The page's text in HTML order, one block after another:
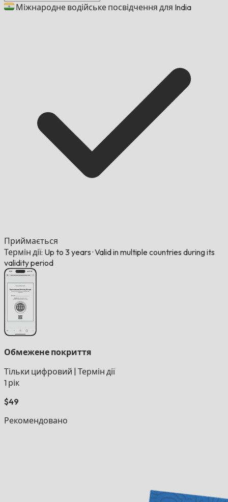
Міжнародне водійське посвідчення для India
Приймається
Термін дії: Up to 3 years ·Valid in multiple countries during its
validity period
Обмежене покриття
Тільки цифровий Термін дії
1 рік
$49
Рекомендовано